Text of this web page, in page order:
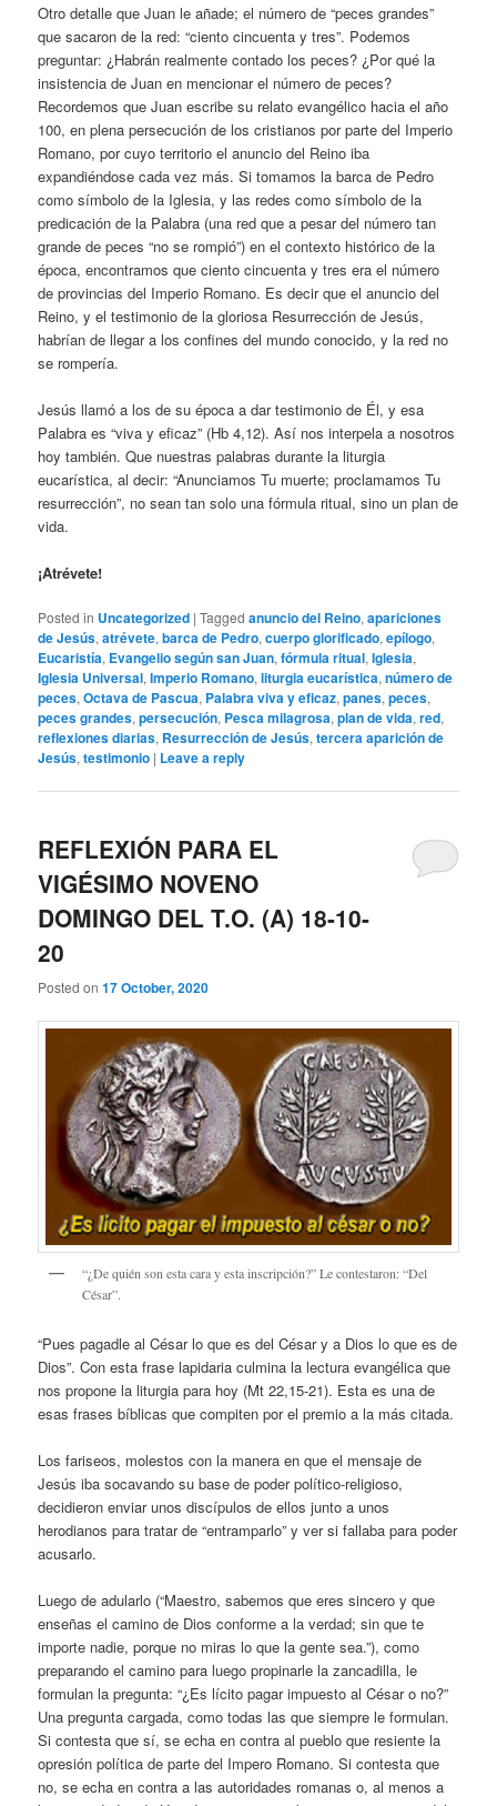
Otro detalle que Juan le añade; el número de “peces grandes”
que sacaron de la red: “ciento cincuenta y tres”. Podemos
preguntar: ¿Habrán realmente contado los peces? ¿Por qué la
insistencia de Juan en mencionar el número de peces?
Recordemos que Juan escribe su relato evangélico hacia el año
100, en plena persecución de los cristianos por parte del Imperio
Romano, por cuyo territorio el anuncio del Reino iba
expandiéndose cada vez más. Si tomamos la barca de Pedro
como símbolo de la Iglesia, y las redes como símbolo de la
predicación de la Palabra (una red que a pesar del número tan
grande de peces “no se rompió”) en el contexto histórico de la
época, encontramos que ciento cincuenta y tres era el número
de provincias del Imperio Romano. Es decir que el anuncio del
Reino, y el testimonio de la gloriosa Resurrección de Jesús,
habrían de llegar a los confines del mundo conocido, y la red no
se rompería.
Jesús llamó a los de su época a dar testimonio de Él, y esa
Palabra es “viva y eficaz” (Hb 4,12). Así nos interpela a nosotros
hoy también. Que nuestras palabras durante la liturgia
eucarística, al decir: “Anunciamos Tu muerte; proclamamos Tu
resurrección”, no sean tan solo una fórmula ritual, sino un plan de
vida.
¡Atrévete!
Posted in Uncategorized |Tagged anuncio del Reino,apariciones
de Jesús,atrévete,barca de Pedro,cuerpo glorificado,epílogo,
Eucaristía, Evangelio según san Juan,fórmula ritual,Iglesia,
Iglesia Universal,Imperio Romano,liturgia eucarística,número de
peces,Octava de Pascua, Palabra viva y eficaz,panes,peces,
peces grandes,persecución, Pesca milagrosa,plan de vida,red,
reflexiones diarias, Resurrección de Jesús,tercera aparición de
Jesús,testimonio | Leave a reply
REFLEXIÓN PARA EL
VIGÉSIMO NOVENO
DOMINGO DEL T.O. (A) 18-10-
20
Posted on17 October, 2020
“¿De quién son esta cara y esta inscripción?” Le contestaron: “Del
César”.
“Pues pagadle al César lo que es del César y a Dios lo que es de
Dios”. Con esta frase lapidaria culmina la lectura evangélica que
nos propone la liturgia para hoy (Mt 22,15-21). Esta es una de
esas frases bíblicas que compiten por el premio a la más citada.
Los fariseos, molestos con la manera en que el mensaje de
Jesús iba socavando su base de poder político-religioso,
decidieron enviar unos discípulos de ellos junto a unos
herodianos para tratar de “entramparlo” y ver si fallaba para poder
acusarlo.
Luego de adularlo (“Maestro, sabemos que eres sincero y que
enseñas el camino de Dios conforme a la verdad; sin que te
importe nadie, porque no miras lo que la gente sea.”), como
preparando el camino para luego propinarle la zancadilla, le
formulan la pregunta: “¿Es lícito pagar impuesto al César o no?”
Una pregunta cargada, como todas las que siempre le formulan.
Si contesta que sí, se echa en contra al pueblo que resiente la
opresión política de parte del Impero Romano. Si contesta que
no, se echa en contra a las autoridades romanas o, al menos a